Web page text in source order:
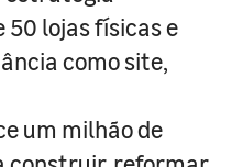
lojas físicas e
como site,
um milhão de